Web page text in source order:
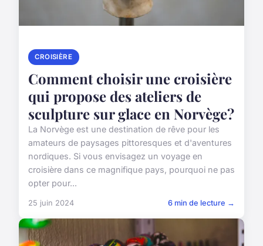
CROISIÈRE
Comment choisir une croisière
qui propose des ateliers de
sculpture sur glace en Norvège?
La Norvège est une destination de rêve pour les
amateurs de paysages pittoresques et d'aventures
nordiques. Si vous envisagez un voyage en
croisière dans ce magnifique pays, pourquoi ne pas
opter pour...
25 juin 2024 6 min de lecture →